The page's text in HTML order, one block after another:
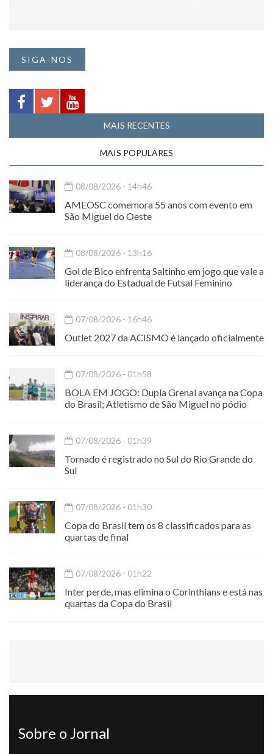
SIGA-NOS
MAIS RECENTES
MAIS POPULARES
08/08/2026 - 14h46
AMEOSC comemora 55 anos com evento em
São Miguel do Oeste
08/08/2026 - 13h16
Gol de Bico enfrenta Saltinho em jogo que vale a
liderança do Estadual de Futsal Feminino
07/08/2026 - 16h46
Outlet 2027 da ACISMO é lançado oficialmente
07/08/2026 - 01h58
BOLA EM JOGO: Dupla Grenal avança na Copa
do Brasil; Atletismo de São Miguel no pódio
07/08/2026 - 01h39
Tornado é registrado no Sul do Rio Grande do
Sul
07/08/2026 - 01h30
Copa do Brasil tem os 8 classificados para as
quartas de final
07/08/2026 - 01h22
Inter perde, mas elimina o Corinthians e está nas
quartas da Copa do Brasil
Sobre o Jornal